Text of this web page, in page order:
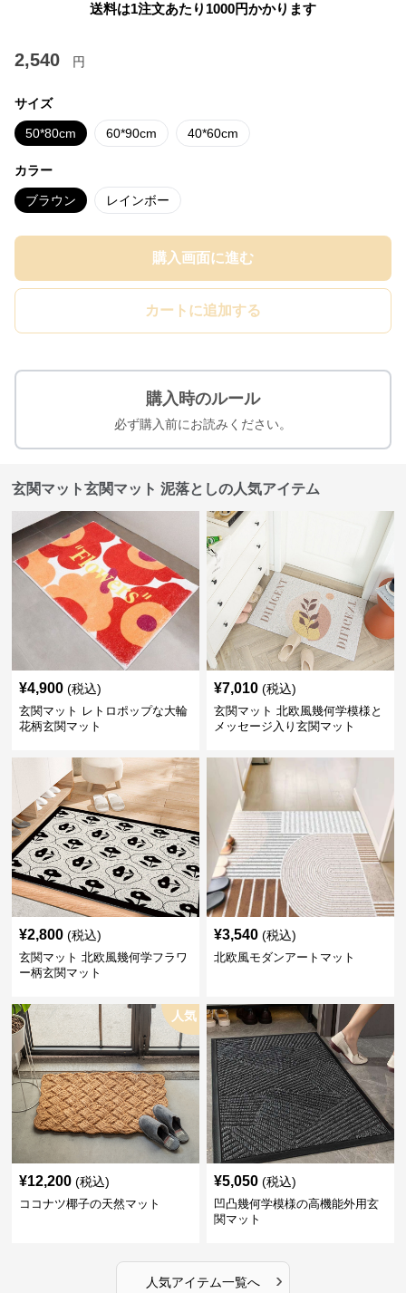
送料は1注文あたり 1000円かかります
2,540 円
サイズ
50*80cm 60*90cm 40*60cm
カラー
ブラウン レインボー
購入画面に進む
カートに追加する
購入時のルール
必ず購入前にお読みください。
玄関マット玄関マット 泥落としの人気アイテム
¥4,900 (税込)
玄関マット レトロポップな大輪
花柄玄関マット
¥7,010 (税込)
玄関マット 北欧風幾何学模様と
メッセージ入り玄関マット
¥2,800 (税込)
玄関マット 北欧風幾何学フラワ
ー柄玄関マット
¥3,540 (税込)
北欧風モダンアートマット
人気
¥12,200 (税込)
ココナツ椰子の天然マット
¥5,050 (税込)
凹凸幾何学模様の高機能外用玄
関マット
人気アイテム一覧へ ›